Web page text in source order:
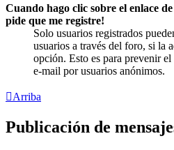
Cuando hago clic sobre el enlace
pide que me registre!
Solo usuarios registrados
usuarios a través del foro, si la
opción. Esto es para prevenir
e-mail por usuarios anónimos.
Arriba
Publicación de